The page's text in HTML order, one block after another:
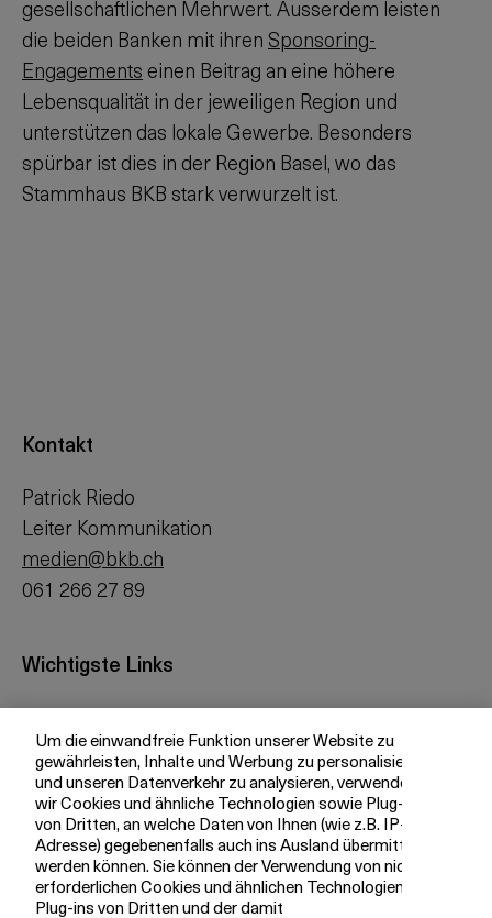
gesellschaftlichen Mehrwert. Ausserdem leisten
die beiden Banken mit ihren Sponsoring-
Engagements einen Beitrag an eine höhere
Lebensqualität in der jeweiligen Region und
unterstützen das lokale Gewerbe. Besonders
spürbar ist dies in der Region Basel, wo das
Stammhaus BKB stark verwurzelt ist.
Kontakt
Patrick Riedo
Leiter Kommunikation
medien@bkb.ch
061 266 27 89
Wichtigste Links
Investor Relations
Medien
bkb.ch
Ihre BKB
Magazin
Um die einwandfreie Funktion unserer Website zu
gewährleisten, Inhalte und Werbung zu personalisieren
und unseren Datenverkehr zu analysieren, verwenden
wir Cookies und ähnliche Technologien sowie Plug-ins
von Dritten, an welche Daten von Ihnen (wie z.B. IP-
Adresse) gegebenenfalls auch ins Ausland übermittelt
werden können. Sie können der Verwendung von nicht
erforderlichen Cookies und ähnlichen Technologien,
Plug-ins von Dritten und der damit